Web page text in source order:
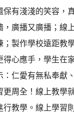
保有淺淺的笑容，
，廣播又廣播；線
製作學校遠距教
心應手，學生在
：仁愛有無私奉獻
更周全！線上教學
行教學。線上學習